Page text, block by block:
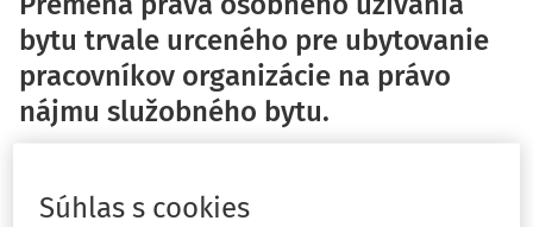
bytu trvale urceného pre ubytovanie
pracovníkov organizácie na právo
nájmu služobného bytu.
Súhlas s cookies